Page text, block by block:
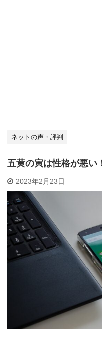
ネットの声・評判
五黄の寅は性格が悪い
2023年2月23日